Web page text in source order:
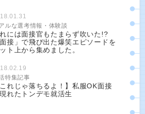
ルな選考情報・体験談
には面接官もたまらず吹いた!?
面接」で飛び出た爆笑エピソードを
ト上から集めました。
特集記事
これじゃ落ちるよ！】私服OK面接
れたトンデモ就活生